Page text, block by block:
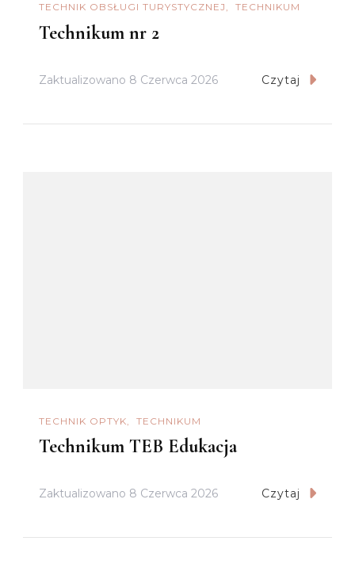
TECHNIK OBSŁUGI TURYSTYCZNEJ TECHNIKUM
Technikum nr 2
Zaktualizowano 8 Czerwca 2026 Czytaj
TECHNIK OPTYK TECHNIKUM
Technikum TEB Edukacja
Zaktualizowano 8 Czerwca 2026 Czytaj